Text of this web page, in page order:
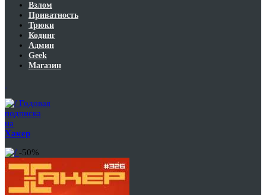
Взлом
Приватность
Трюки
Кодинг
Админ
Geek
Магазин
Годовая
подписка
на
Хакер
-50%